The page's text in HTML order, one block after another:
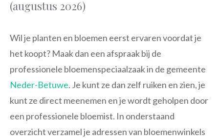
(augustus 2026)
Wil je planten en bloemen eerst ervaren voordat je
het koopt? Maak dan een afspraak bij de
professionele bloemenspeciaalzaak in de gemeente
Neder-Betuwe. Je kunt ze dan zelf ruiken en zien, je
kunt ze direct meenemen en je wordt geholpen door
een professionele bloemist. In onderstaand
overzicht verzamel je adressen van bloemenwinkels